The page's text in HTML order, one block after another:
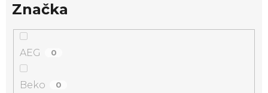
Značka
AEG 0
Beko 0